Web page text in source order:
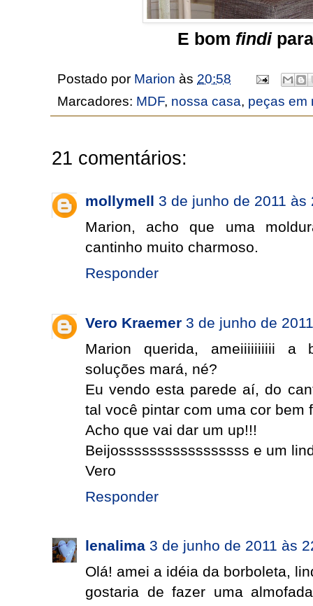
E bom findi
Postado por Marion às 20:58
Marcadores: MDF, nossa casa, peças em
21 comentários:
mollymell 3 de junho de 2011 às
Marion, acho que uma
cantinho muito charmoso.
Responder
Vero Kraemer 3 de junho de
Marion querida, ameiiiiiiiiii a
soluções mará, né?
Eu vendo esta parede aí, do
tal você pintar com uma cor bem
Acho que vai dar um up!!!
Beijosssssssssssssssss e um
Vero
Responder
lenalima 3 de junho de 2011 às
Olá! amei a idéia da borboleta,
gostaria de fazer uma